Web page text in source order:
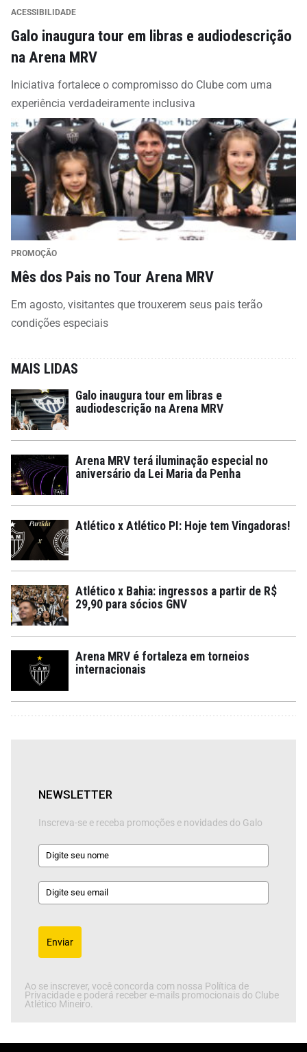
ACESSIBILIDADE
Galo inaugura tour em libras e audiodescrição
na Arena MRV
Iniciativa fortalece o compromisso do Clube com uma
experiência verdadeiramente inclusiva
PROMOÇÃO
Mês dos Pais no Tour Arena MRV
Em agosto, visitantes que trouxerem seus pais terão
condições especiais
MAIS LIDAS
Galo inaugura tour em libras e
audiodescrição na Arena MRV
Arena MRV terá iluminação especial no
aniversário da Lei Maria da Penha
Atlético x Atlético PI: Hoje tem Vingadoras!
Atlético x Bahia: ingressos a partir de R$
29,90 para sócios GNV
Arena MRV é fortaleza em torneios
internacionais
NEWSLETTER
Inscreva-se e receba promoções e novidades do Galo
Enviar
Ao se inscrever, você concorda com nossa Política de
Privacidade e poderá receber e-mails promocionais do Clube
Atlético Mineiro.